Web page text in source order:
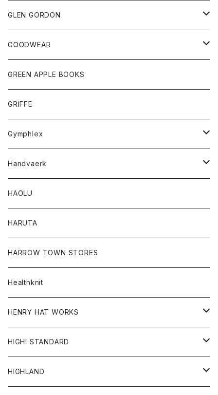
ネクタイ
チーフ
トップス
シャツ
タンクトップ
ボトム
ショートパンツ
スカート
レディース
スカート
Tシャツ
サンダル
トップス
Tシャツ
GLEN GORDON
グッズ
手袋
GOODWEAR
トップス
Tシャツ
GREEN APPLE BOOKS
GRIFFE
Gymphlex
アウター
カーディガン
コート
トップス
シャツ
スウェット
レディース
カーディガン
コート
ボトム
パンツ
Handvaerk
トップス
Tシャツ
ロンTEE
HAOLU
HARUTA
HARROW TOWN STORES
Healthknit
HENRY HAT WORKS
帽子
HIGH! STANDARD
アウター
HIGHLAND